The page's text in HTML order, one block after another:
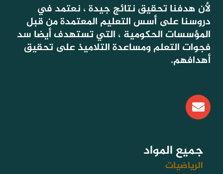
لأن هدفنا تحقيق نتائج جيدة ، نعتمد في
دروسنا على أسس التعليم المعتمدة من قبل
المؤسسات الحكومية ، التي تستهدف أيضا سد
فجوات التعلم ومساعدة التلاميذ على تحقيق
أهدافهم.
E
n
v
l
o
جميع المواد
الرياضيات